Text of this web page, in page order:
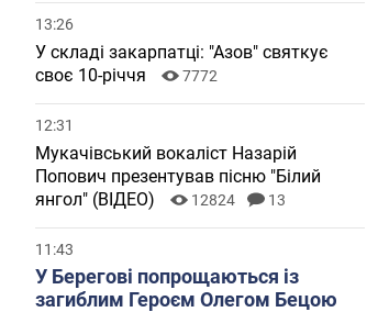
13:26
У складі закарпатці: "Азов" святкує
своє 10-річчя
7772
12:31
Мукачівський вокаліст Назарій
Попович презентував пісню "Білий
янгол" (ВІДЕО)
12824 13
11:43
У Берегові попрощаються із
загиблим Героєм Олегом Бецою